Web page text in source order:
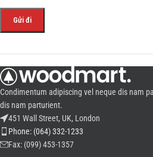
Condimentum adipiscing vel neque dis nam
dis nam parturient.
451 Wall Street, UK, London
Phone: (064) 332-1233
Fax: (099) 453-1357